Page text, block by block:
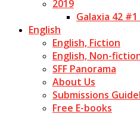
2019
Galaxia 42
English
English, Fiction
English, Non-
SFF Panorama
About Us
Submissions
Free E-books